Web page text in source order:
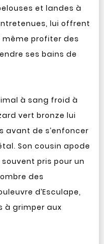
et landes à
lui offrent
profiter des
ses bains de
à sang froid à
vert bronze lui
avant de s’enfoncer
Son cousin apode
pris pour un
des
d’Esculape,
à grimper aux